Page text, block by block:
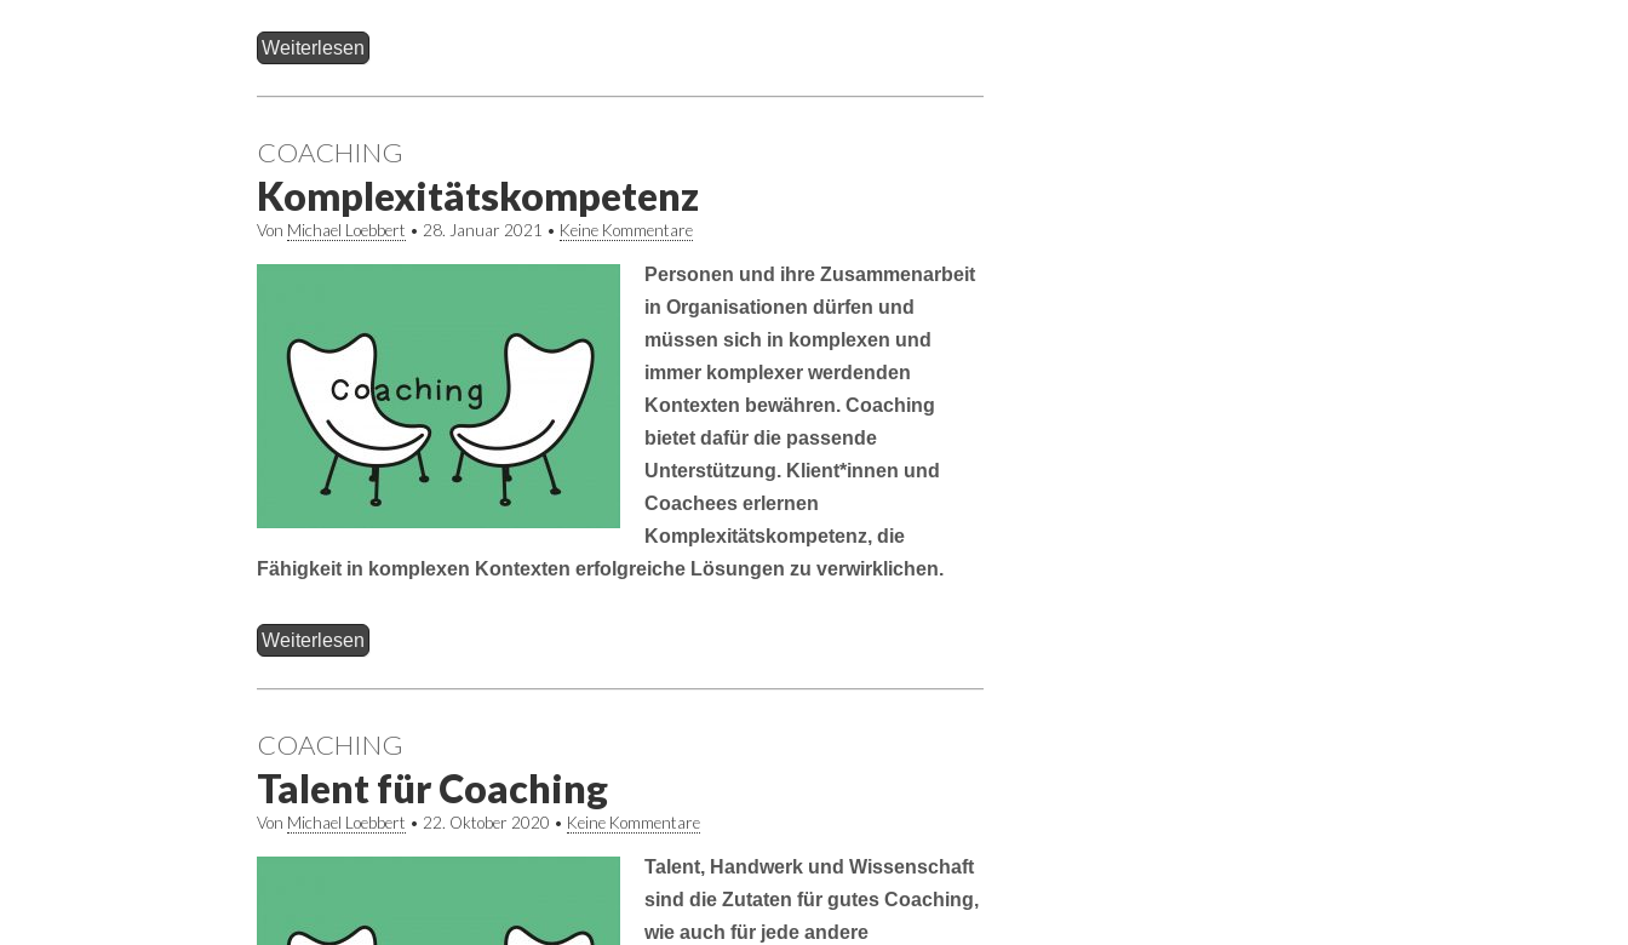
Weiterlesen
COACHING
Komplexitätskompetenz
Von Michael Loebbert • 28. Januar 2021 • Keine Kommentare
Personen und ihre Zusammenarbeit
in Organisationen dürfen und
müssen sich in komplexen und
immer komplexer werdenden
Kontexten bewähren. Coaching
bietet dafür die passende
Unterstützung. Klient*innen und
Coachees erlernen
Komplexitätskompetenz, die
Fähigkeit in komplexen Kontexten erfolgreiche Lösungen zu verwirklichen.
Weiterlesen
COACHING
Talent für Coaching
Von Michael Loebbert • 22. Oktober 2020 • Keine Kommentare
Talent, Handwerk und Wissenschaft
sind die Zutaten für gutes Coaching,
wie auch für jede andere